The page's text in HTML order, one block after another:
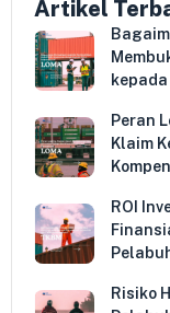
Artikel
Peran
Klaim
ROI
Risiko